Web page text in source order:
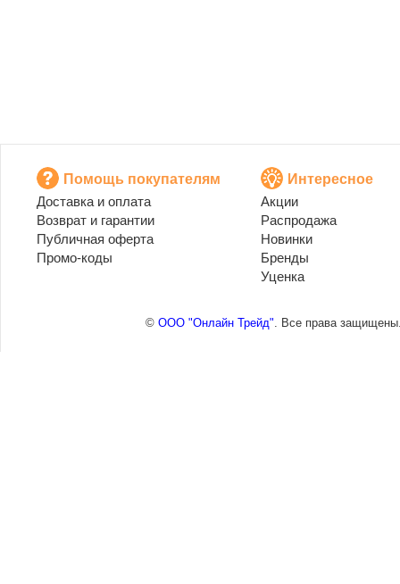
Помощь покупателям
Доставка и оплата
Возврат и гарантии
Публичная оферта
Промо-коды
Интересное
Акции
Распродажа
Новинки
Бренды
Уценка
© ООО "Онлайн Трейд". Все права